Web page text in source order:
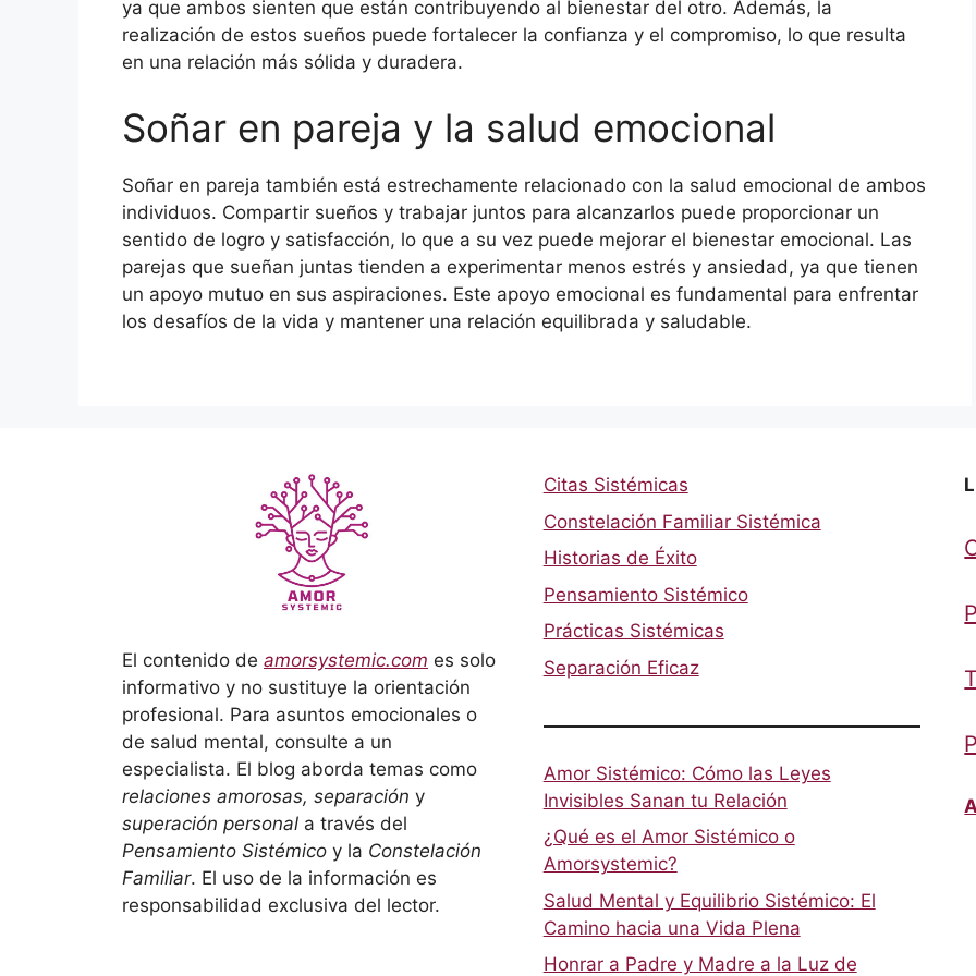
ya que ambos sienten que están contribuyendo al bienestar del otro. Además, la
realización de estos sueños puede fortalecer la confianza y el compromiso, lo que resulta
en una relación más sólida y duradera.
Soñar en pareja y la salud emocional
Soñar en pareja también está estrechamente relacionado con la salud emocional de ambos
individuos. Compartir sueños y trabajar juntos para alcanzarlos puede proporcionar un
sentido de logro y satisfacción, lo que a su vez puede mejorar el bienestar emocional. Las
parejas que sueñan juntas tienden a experimentar menos estrés y ansiedad, ya que tienen
un apoyo mutuo en sus aspiraciones. Este apoyo emocional es fundamental para enfrentar
los desafíos de la vida y mantener una relación equilibrada y saludable.
El contenido de amorsystemic.com es solo
informativo y no sustituye la orientación
profesional. Para asuntos emocionales o
de salud mental, consulte a un
especialista. El blog aborda temas como
relaciones amorosas, separación y
superación personal a través del
Pensamiento Sistémico y la Constelación
Familiar. El uso de la información es
responsabilidad exclusiva del lector.
Citas Sistémicas
Constelación Familiar Sistémica
Historias de Éxito
Pensamiento Sistémico
Prácticas Sistémicas
Separación Eficaz
Amor Sistémico: Cómo las Leyes
Invisibles Sanan tu Relación
¿Qué es el Amor Sistémico o
Amorsystemic?
Salud Mental y Equilibrio Sistémico: El
Camino hacia una Vida Plena
Honrar a Padre y Madre a la Luz de